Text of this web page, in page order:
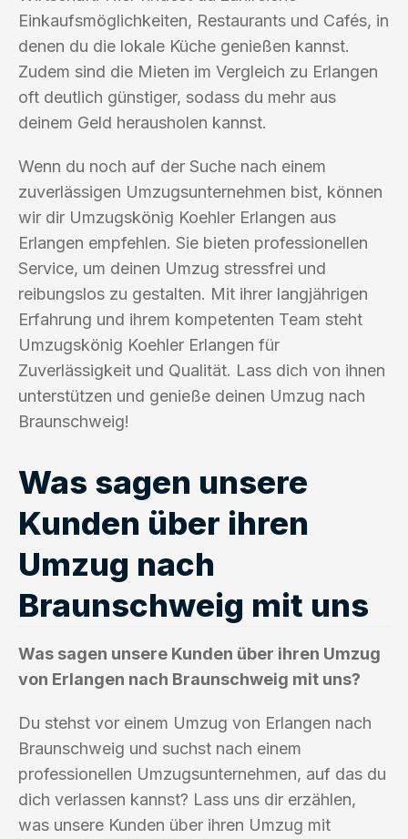
Einkaufsmöglichkeiten, Restaurants und Cafés, in
denen du die lokale Küche genießen kannst.
Zudem sind die Mieten im Vergleich zu Erlangen
oft deutlich günstiger, sodass du mehr aus
deinem Geld herausholen kannst.
Wenn du noch auf der Suche nach einem
zuverlässigen Umzugsunternehmen bist, können
wir dir Umzugskönig Koehler Erlangen aus
Erlangen empfehlen. Sie bieten professionellen
Service, um deinen Umzug stressfrei und
reibungslos zu gestalten. Mit ihrer langjährigen
Erfahrung und ihrem kompetenten Team steht
Umzugskönig Koehler Erlangen für
Zuverlässigkeit und Qualität. Lass dich von ihnen
unterstützen und genieße deinen Umzug nach
Braunschweig!
Was sagen unsere
Kunden über ihren
Umzug nach
Braunschweig mit uns
Was sagen unsere Kunden über ihren Umzug
von Erlangen nach Braunschweig mit uns?
Du stehst vor einem Umzug von Erlangen nach
Braunschweig und suchst nach einem
professionellen Umzugsunternehmen, auf das du
dich verlassen kannst? Lass uns dir erzählen,
was unsere Kunden über ihren Umzug mit